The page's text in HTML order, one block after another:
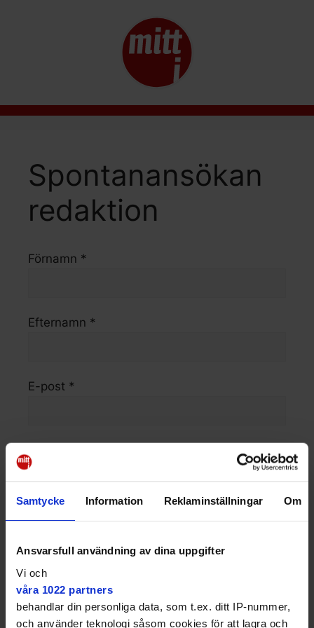
Samtycke Information Reklaminställningar Om
Ansvarsfull användning av dina uppgifter
Vi och
våra 1022 partners
behandlar din personliga data, som t.ex. ditt IP-nummer,
och använder teknologi såsom cookies för att lagra och
Spontanansökan
redaktion
Förnamn *
Efternamn *
E-post *